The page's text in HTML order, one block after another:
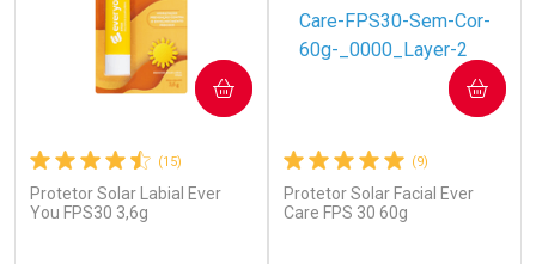
Ativar Desconto Ativar Desconto
(15)
Protetor Solar Labial Ever
You FPS30 3,6g
COMPRAR
(9)
Protetor Solar Facial Ever
Care FPS 30 60g
COMPRAR